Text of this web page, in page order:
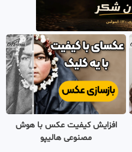
1 ماه پیش
خلاصه بازی مکزیک ۲ -
انگلیس ۳ در جام جهانی
Gamegt
خلاصه فرانسه 2 و مراکش 0
جام جهانی 2026
Gamegt
خلاصه بازی برزیل 1 و نروژ 2
افزایش کیفیت عکس با هوش
مصنوعی هالیپو